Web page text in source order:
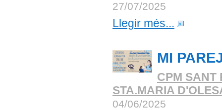
27/07/2025
Llegir més...
MI
CPM SANT
STA.MARIA
04/06/2025